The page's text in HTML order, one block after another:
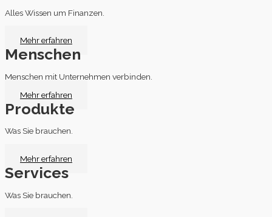
Alles Wissen um Finanzen.
Mehr erfahren
Menschen
Menschen mit Unternehmen verbinden.
Mehr erfahren
Produkte
Was Sie brauchen.
Mehr erfahren
Services
Was Sie brauchen.